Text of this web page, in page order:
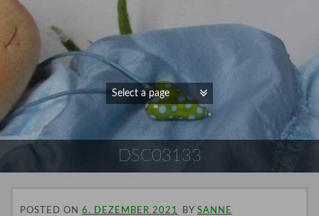
DSC03133
POSTED ON 6. DEZEMBER 2021 BY SANNE